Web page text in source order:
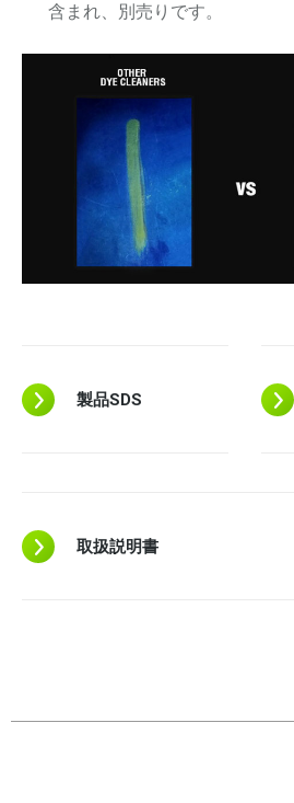
含まれ、別売りです。
製品SDS
取扱説明書